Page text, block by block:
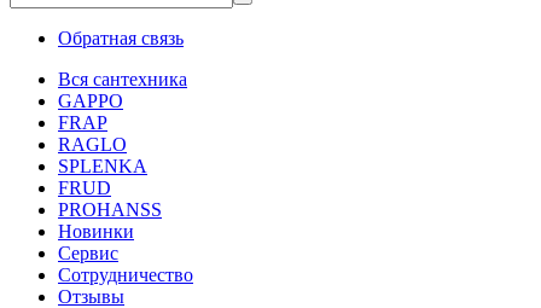
Обратная связь
Вся сантехника
GAPPO
FRAP
RAGLO
SPLENKA
FRUD
PROHANSS
Новинки
Сервис
Сотрудничество
Отзывы